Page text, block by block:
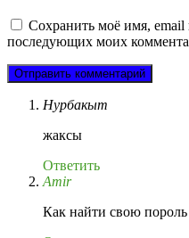
Сохранить моё имя, email
последующих моих
Нурбакыт
жаксы
Ответить
Amir
Как найти свою пороль